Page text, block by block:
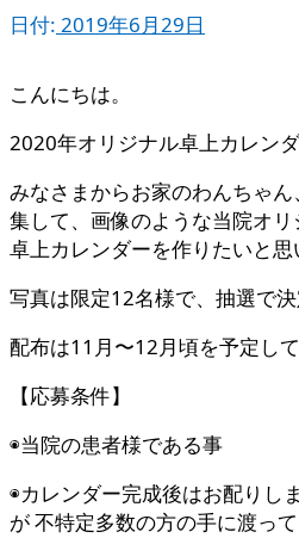
日付: 2019年6月29日
こんにちは。
2020年オリジナル卓上カレン
みなさまからお家のわんちゃ
集して、画像のような当院オ
卓上カレンダーを作りたいと思
写真は限定12名様で、抽選で決
配布は11月〜12月頃を予定して
【応募条件】
◉当院の患者様である事
◉カレンダー完成後はお配りし
が 不特定多数の方の手に渡っ